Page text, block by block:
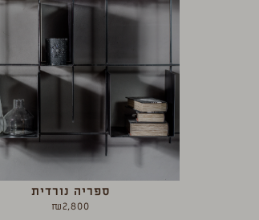
ספריה נורדית
₪2,800